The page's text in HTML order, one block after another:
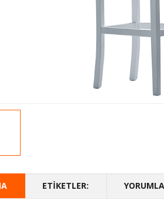
ETIKETLER: